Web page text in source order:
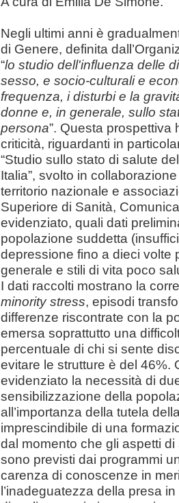
Negli ultimi anni è
di Genere, definita
“lo studio dell'influenza delle
sesso, e socio-culturali e
frequenza, i disturbi e la
donne e, in generale, sullo
persona”. Questa prospettiva
criticità, riguardanti in
“Studio sullo stato di salute
Italia”, svolto in
territorio nazionale e
Superiore di Sanità,
evidenziato, quali dati
popolazione suddetta
depressione fino a dieci volte
generale e stili di vita poco
I dati raccolti mostrano la
minority stress, episodi
differenze riscontrate con la
emersa soprattutto una
percentuale di chi si sente
evitare le strutture è del 46%.
evidenziato la necessità di
sensibilizzazione della
all’importanza della tutela
imprescindibile di una
dal momento che gli aspetti
sono previsti dai programmi
carenza di conoscenze in
l’inadeguatezza della presa